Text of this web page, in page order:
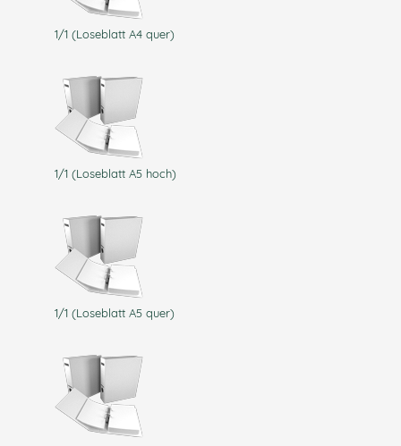
1/1 (Loseblatt A4 quer)
1/1 (Loseblatt A5 hoch)
1/1 (Loseblatt A5 quer)